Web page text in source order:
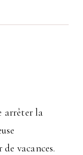
arrêter la
vacances.